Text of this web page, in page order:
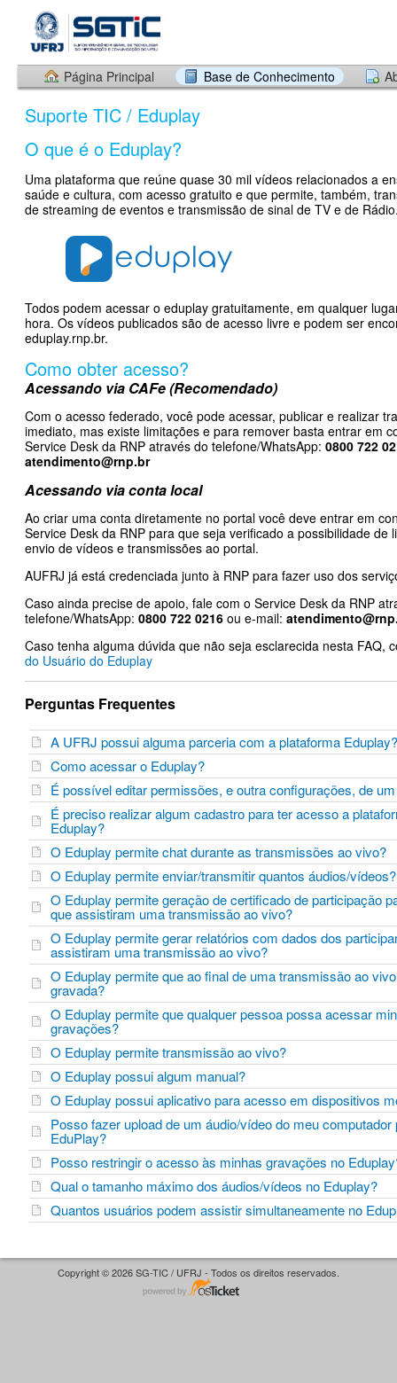
Página Principal Base de Conhecimento
Suporte TIC / Eduplay
O que é o Eduplay?
Uma plataforma que reúne quase 30 mil vídeos relacionados a
saúde e cultura, com acesso gratuito e que permite, também,
de streaming de eventos e transmissão de sinal de TV e de
Todos podem acessar o eduplay gratuitamente, em qualquer
hora. Os vídeos publicados são de acesso livre e podem ser
eduplay.rnp.br.
Como obter acesso?
Acessando via CAFe (Recomendado)
Com o acesso federado, você pode acessar, publicar e realizar
imediato, mas existe limitações e para remover basta entrar em
Service Desk da RNP através do telefone/WhatsApp: 0800 722
atendimento@rnp.br
Acessando via conta local
Ao criar uma conta diretamente no portal você deve entrar em
Service Desk da RNP para que seja verificado a possibilidade de
envio de vídeos e transmissões ao portal.
AUFRJ já está credenciada junto à RNP para fazer uso dos
Caso ainda precise de apoio, fale com o Service Desk da RNP
telefone/WhatsApp: 0800 722 0216 ou e-mail:
Caso tenha alguma dúvida que não seja esclarecida nesta FAQ,
do Usuário do Eduplay
Perguntas Frequentes
A UFRJ possui alguma parceria com a plataforma
Como acessar o Eduplay?
É possível editar permissões, e outra configurações, de
É preciso realizar algum cadastro para ter acesso a
Eduplay?
O Eduplay permite chat durante as transmissões ao vivo?
O Eduplay permite enviar/transmitir quantos áudios/
O Eduplay permite geração de certificado de participação
que assistiram uma transmissão ao vivo?
O Eduplay permite gerar relatórios com dados dos
assistiram uma transmissão ao vivo?
O Eduplay permite que ao final de uma transmissão ao
gravada?
O Eduplay permite que qualquer pessoa possa acessar
gravações?
O Eduplay permite transmissão ao vivo?
O Eduplay possui algum manual?
O Eduplay possui aplicativo para acesso em dispositivos
Posso fazer upload de um áudio/vídeo do meu computador
EduPlay?
Posso restringir o acesso às minhas gravações no
Qual o tamanho máximo dos áudios/vídeos no Eduplay?
Quantos usuários podem assistir simultaneamente no
Copyright © 2026 SG-TIC / UFRJ - Todos os direitos reservados.